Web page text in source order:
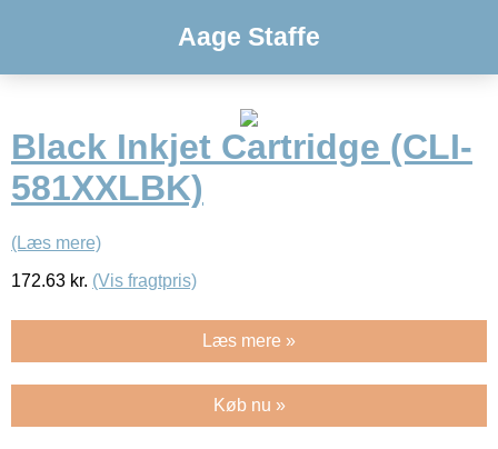
Aage Staffe
Black Inkjet Cartridge (CLI-
581XXLBK)
(Læs mere)
172.63 kr. (Vis fragtpris)
Læs mere »
Køb nu »